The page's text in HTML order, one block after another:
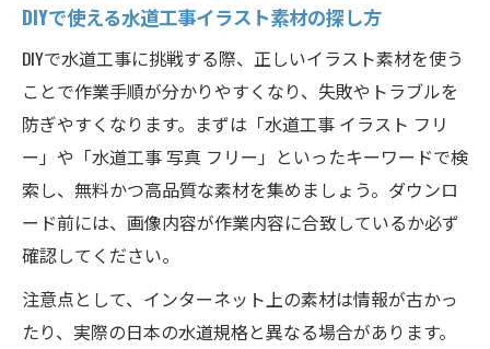
DIYで使える水道工事イラスト素材の探し方
DIYで水道工事に挑戦する際、正しいイラスト素材を使う
ことで作業手順が分かりやすくなり、失敗やトラブルを
防ぎやすくなります。まずは「水道工事 イラスト フリ
ー」や「水道工事 写真 フリー」といったキーワードで検
索し、無料かつ高品質な素材を集めましょう。ダウンロ
ード前には、画像内容が作業内容に合致しているか必ず
確認してください。
注意点として、インターネット上の素材は情報が古かっ
たり、実際の日本の水道規格と異なる場合があります。